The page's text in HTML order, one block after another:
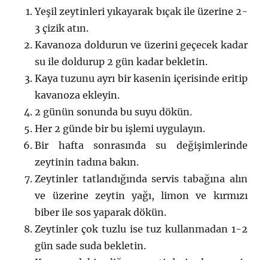
Yeşil zeytinleri yıkayarak bıçak ile üzerine 2-
3 çizik atın.
Kavanoza doldurun ve üzerini geçecek kadar
su ile doldurup 2 gün kadar bekletin.
Kaya tuzunu ayrı bir kasenin içerisinde eritip
kavanoza ekleyin.
2 günün sonunda bu suyu dökün.
Her 2 günde bir bu işlemi uygulayın.
Bir hafta sonrasında su değişimlerinde
zeytinin tadına bakın.
Zeytinler tatlandığında servis tabağına alın
ve üzerine zeytin yağı, limon ve kırmızı
biber ile sos yaparak dökün.
Zeytinler çok tuzlu ise tuz kullanmadan 1-2
gün sade suda bekletin.